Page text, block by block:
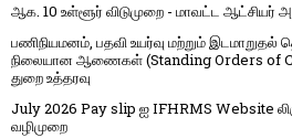
ஆக. 10 உள்ளூர் விடுமுறை - மாவட்ட ஆட்சியர்
பணிநியமனம், பதவி உயர்வு மற்றும்
நிலையான ஆணைகள் (Standing Orders of
துறை உத்தரவு
July 2026 Pay slip ஐ IFHRMS Website
வழிமுறை